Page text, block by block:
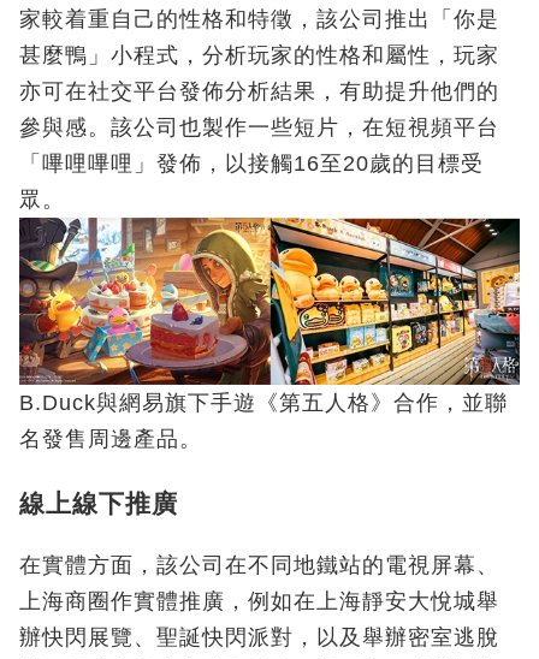
家較着重自己的性格和特徵，該公司推出「你是
甚麼鴨」小程式，分析玩家的性格和屬性，玩家
亦可在社交平台發佈分析結果，有助提升他們的
參與感。該公司也製作一些短片，在短視頻平台
「嗶哩嗶哩」發佈，以接觸16至20歲的目標受
眾。
B.Duck與網易旗下手遊《第五人格》合作，並聯
名發售周邊產品。
線上線下推廣
在實體方面，該公司在不同地鐵站的電視屏幕、
上海商圈作實體推廣，例如在上海靜安大悅城舉
辦快閃展覽、聖誕快閃派對，以及舉辦密室逃脫